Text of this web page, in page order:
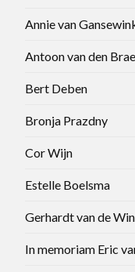
Annie van
Antoon van den
Bert Deben
Bronja Prazdny
Cor Wijn
Estelle Boelsma
Gerhardt van de
In memoriam Eric